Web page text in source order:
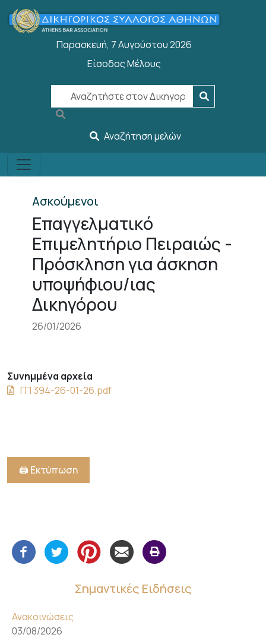
Παράκαμψη προς το κυρίως περιεχόμενο
Παρασκευή, 7 Αυγούστου 2026
User account menu
Είσοδος Μέλους
Αναζήτηση μελών
Ασκούμενοι
Επαγγελματικό
Επιμελητήριο Πειραιώς -
Πρόσκληση για άσκηση
υποψήφιου/ιας
Δικηγόρου
26/01/2026
Σημαντικές Ειδήσεις
Ανακοινώσεις
03/08/2026
Συνημμένα αρχεία
ΓΠ 394-26-01-26.pdf
🖨️ Εκτύπωση